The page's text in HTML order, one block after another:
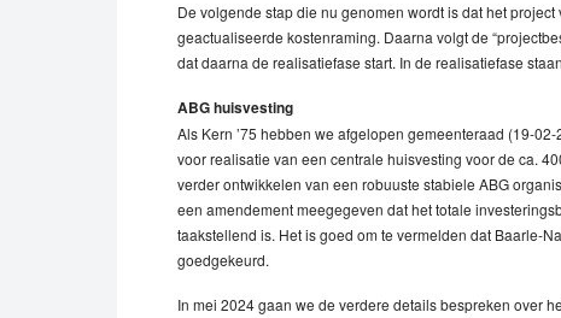
De volgende stap die nu genomen wordt is dat het
geactualiseerde kostenraming. Daarna volgt de
dat daarna de realisatiefase start. In de realisatiefase
ABG huisvesting
Als Kern ’75 hebben we afgelopen gemeenteraad (19-
voor realisatie van een centrale huisvesting voor de ca.
verder ontwikkelen van een robuuste stabiele ABG
een amendement meegegeven dat het totale
taakstellend is. Het is goed om te vermelden dat Baarle-
goedgekeurd.
In mei 2024 gaan we de verdere details bespreken over